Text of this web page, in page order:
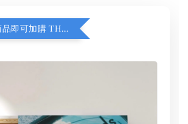
凡購買任一商品即可加購 THT 九週年 同一片天空 無框畫 30 x 30 cm 附掛勾 (黑膠封面大小）